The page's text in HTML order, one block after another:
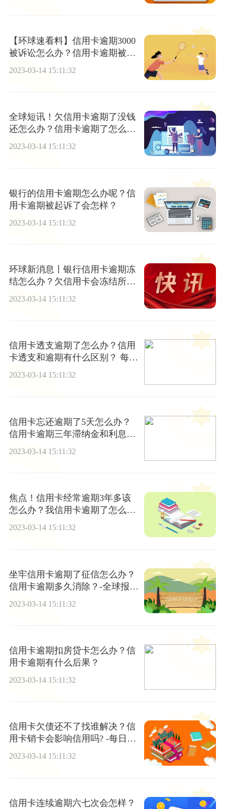
【环球速看料】信用卡逾期3000
被诉讼怎么办？信用卡逾期被起
2023-03-14 15:11:32
全球短讯！欠信用卡逾期了没钱
还怎么办？信用卡逾期了怎么协
商？
2023-03-14 15:11:32
银行的信用卡逾期怎么办呢？信
用卡逾期被起诉了会怎样？
2023-03-14 15:11:32
环球新消息丨银行信用卡逾期冻
结怎么办？欠信用卡会冻结所有
银行卡吗？
2023-03-14 15:11:32
信用卡透支逾期了怎么办？信用
卡透支和逾期有什么区别？ 每日
聚焦
2023-03-14 15:11:32
信用卡忘还逾期了5天怎么办？
信用卡逾期三年滞纳金和利息能
2023-03-14 15:11:32
焦点！信用卡经常逾期3年多该
怎么办？我信用卡逾期了怎么
办？
2023-03-14 15:11:32
坐牢信用卡逾期了征信怎么办？
信用卡逾期多久消除？-全球报资
2023-03-14 15:11:32
信用卡逾期扣房贷卡怎么办？信
用卡逾期有什么后果？
2023-03-14 15:11:32
信用卡欠债还不了找谁解决？信
用卡销卡会影响信用吗? -每日热
闻
2023-03-14 15:11:32
信用卡连续逾期六七次会怎样？